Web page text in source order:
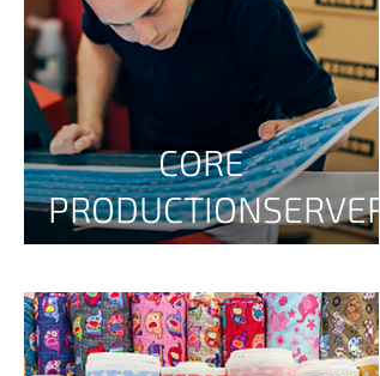
CORE
PRODUCTIONSERVER